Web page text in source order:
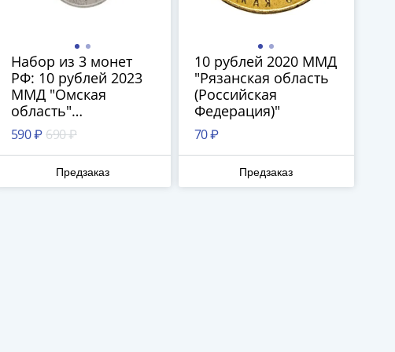
Набор из 3 монет
РФ: 10 рублей 2023
ММД "Омская
область"
(Российская
Федерация), 25
рублей 2023
"Аленький цветочек"
и 10 рублей 2023
590 ₽ 690 ₽
Предзаказ
10 рублей 2020 ММД
"Рязанская область
(Российская
Федерация)"
70 ₽
Предзаказ